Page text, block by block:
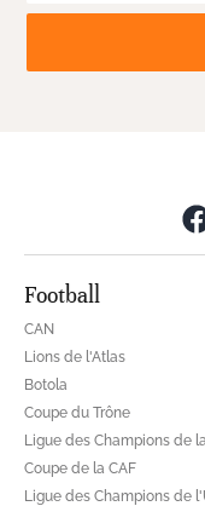
Football
CAN
Lions de l'Atlas
Botola
Coupe du Trône
Ligue des Champions de
Coupe de la CAF
Ligue des Champions de